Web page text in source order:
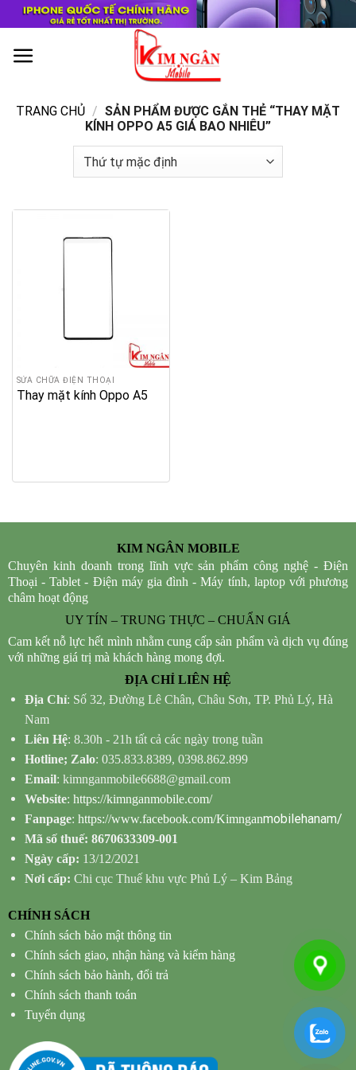
Skip
to
content
TRANG CHỦ / SẢN PHẨM ĐƯỢC GẮN THẺ “THAY MẶT
KÍNH OPPO A5 GIÁ BAO NHIÊU”
SỬA CHỮA ĐIỆN THOẠI
Thay mặt kính Oppo A5
KIM NGÂN MOBILE
Chuyên kinh doanh trong lĩnh vực sản phẩm công nghệ - Điện
Thoại - Tablet - Điện máy gia đình - Máy tính, laptop với phương
châm hoạt động
UY TÍN – TRUNG THỰC – CHUẨN GIÁ
Cam kết nỗ lực hết mình nhằm cung cấp sản phẩm và dịch vụ đúng
với những giá trị mà khách hàng mong đợi.
ĐỊA CHỈ LIÊN HỆ
Địa Chỉ: Số 32, Đường Lê Chân, Châu Sơn, TP. Phủ Lý, Hà
Nam
Liên Hệ: 8.30h - 21h tất cả các ngày trong tuần
Hotline; Zalo: 035.833.8389, 0398.862.899
Email: kimnganmobile6688@gmail.com
Website: https://kimnganmobile.com/
Fanpage: https://www.facebook.com/Kimnganmobilehanam/
Mã số thuế: 8670633309-001
Ngày cấp: 13/12/2021
Nơi cấp: Chi cục Thuế khu vực Phủ Lý – Kim Bảng
CHÍNH SÁCH
Chính sách bảo mật thông tin
Chính sách giao, nhận hàng và kiểm hàng
Chính sách bảo hành, đổi trả
Chính sách thanh toán
Tuyển dụng